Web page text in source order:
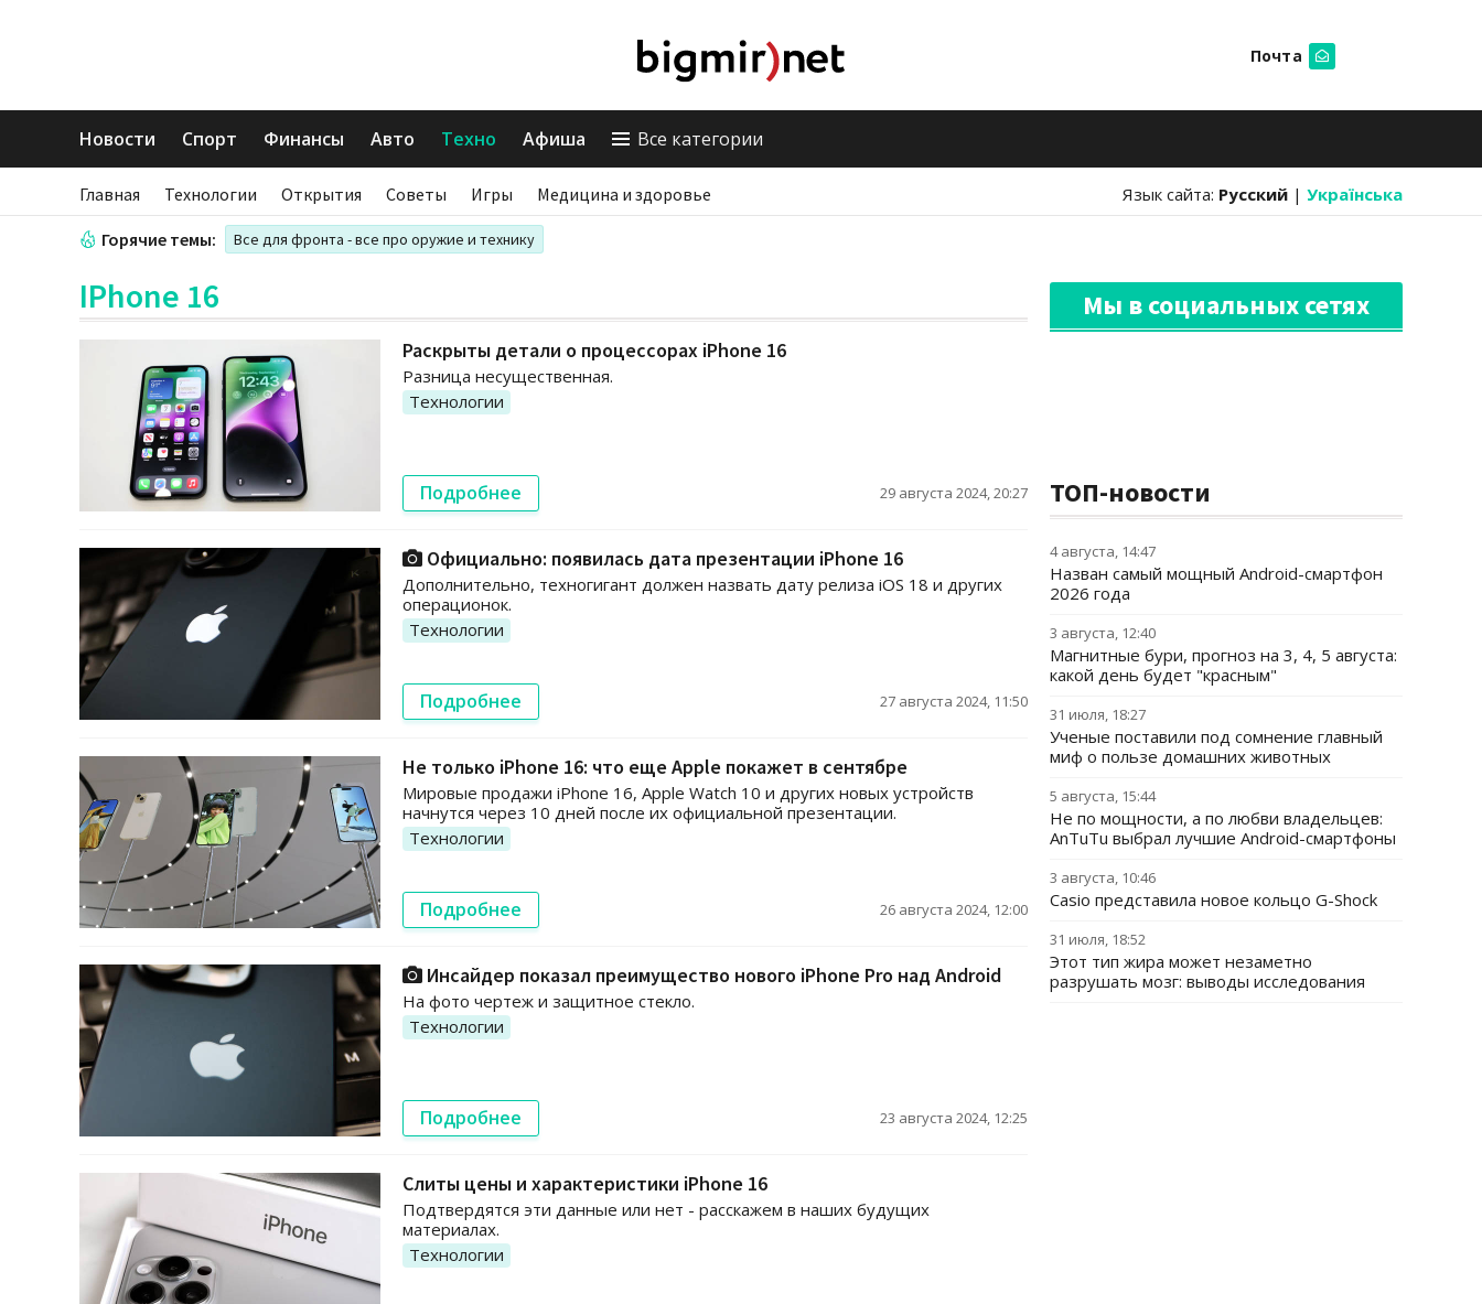
Почта
Новости Спорт Финансы Авто Техно Афиша Все категории
Главная Технологии Открытия Советы Игры Медицина и здоровье Язык сайта: Русский | Українська
Горячие темы: Все для фронта - все про оружие и технику
IPhone 16
Раскрыты детали о процессорах iPhone 16
Разница несущественная.
Технологии
Подробнее 29 августа 2024, 20:27
Официально: появилась дата презентации iPhone 16
Дополнительно, техногигант должен назвать дату релиза iOS 18 и других
операционок.
Технологии
Подробнее 27 августа 2024, 11:50
Не только iPhone 16: что еще Apple покажет в сентябре
Мировые продажи iPhone 16, Apple Watch 10 и других новых устройств
начнутся через 10 дней после их официальной презентации.
Технологии
Подробнее 26 августа 2024, 12:00
Инсайдер показал преимущество нового iPhone Pro над Android
На фото чертеж и защитное стекло.
Технологии
Подробнее 23 августа 2024, 12:25
Слиты цены и характеристики iPhone 16
Подтвердятся эти данные или нет - расскажем в наших будущих
материалах.
Технологии
Мы в социальных сетях
ТОП-новости
4 августа, 14:47
Назван самый мощный Android-смартфон
2026 года
3 августа, 12:40
Магнитные бури, прогноз на 3, 4, 5 августа:
какой день будет "красным"
31 июля, 18:27
Ученые поставили под сомнение главный
миф о пользе домашних животных
5 августа, 15:44
Не по мощности, а по любви владельцев:
AnTuTu выбрал лучшие Android-смартфоны
3 августа, 10:46
Casio представила новое кольцо G-Shock
31 июля, 18:52
Этот тип жира может незаметно
разрушать мозг: выводы исследования